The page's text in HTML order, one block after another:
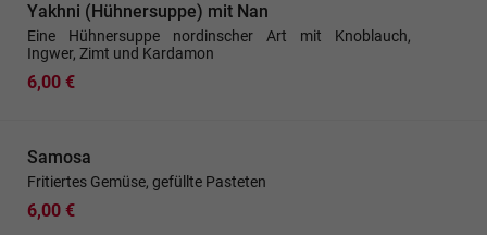
Yakhni (Hühnersuppe) mit Nan
Eine Hühnersuppe nordinscher Art mit Knoblauch,
Ingwer, Zimt und Kardamon
6,00 €
Samosa
Fritiertes Gemüse, gefüllte Pasteten
6,00 €